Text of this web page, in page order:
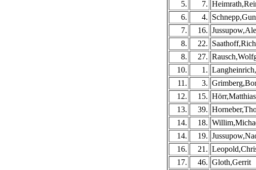
5.
7.
6.
4.
7.
16.
8.
22.
8.
27.
10.
1.
11.
3.
12.
15. Hörr,Matthias
13.
39.
14.
18.
14.
19.
16.
21.
17.
46. Gloth,Gerrit